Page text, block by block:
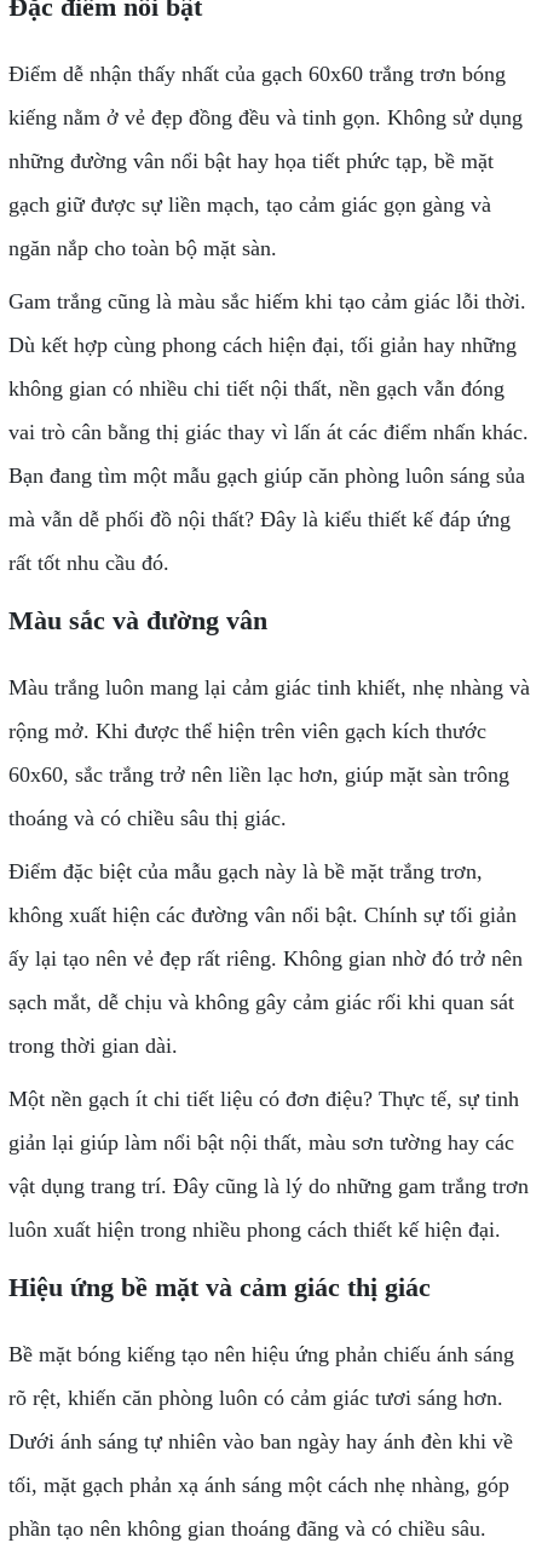
Đặc điểm nổi bật
Điểm dễ nhận thấy nhất của gạch 60x60 trắng trơn bóng
kiếng nằm ở vẻ đẹp đồng đều và tinh gọn. Không sử dụng
những đường vân nổi bật hay họa tiết phức tạp, bề mặt
gạch giữ được sự liền mạch, tạo cảm giác gọn gàng và
ngăn nắp cho toàn bộ mặt sàn.
Gam trắng cũng là màu sắc hiếm khi tạo cảm giác lỗi thời.
Dù kết hợp cùng phong cách hiện đại, tối giản hay những
không gian có nhiều chi tiết nội thất, nền gạch vẫn đóng
vai trò cân bằng thị giác thay vì lấn át các điểm nhấn khác.
Bạn đang tìm một mẫu gạch giúp căn phòng luôn sáng sủa
mà vẫn dễ phối đồ nội thất? Đây là kiểu thiết kế đáp ứng
rất tốt nhu cầu đó.
Màu sắc và đường vân
Màu trắng luôn mang lại cảm giác tinh khiết, nhẹ nhàng và
rộng mở. Khi được thể hiện trên viên gạch kích thước
60x60, sắc trắng trở nên liền lạc hơn, giúp mặt sàn trông
thoáng và có chiều sâu thị giác.
Điểm đặc biệt của mẫu gạch này là bề mặt trắng trơn,
không xuất hiện các đường vân nổi bật. Chính sự tối giản
ấy lại tạo nên vẻ đẹp rất riêng. Không gian nhờ đó trở nên
sạch mắt, dễ chịu và không gây cảm giác rối khi quan sát
trong thời gian dài.
Một nền gạch ít chi tiết liệu có đơn điệu? Thực tế, sự tinh
giản lại giúp làm nổi bật nội thất, màu sơn tường hay các
vật dụng trang trí. Đây cũng là lý do những gam trắng trơn
luôn xuất hiện trong nhiều phong cách thiết kế hiện đại.
Hiệu ứng bề mặt và cảm giác thị giác
Bề mặt bóng kiếng tạo nên hiệu ứng phản chiếu ánh sáng
rõ rệt, khiến căn phòng luôn có cảm giác tươi sáng hơn.
Dưới ánh sáng tự nhiên vào ban ngày hay ánh đèn khi về
tối, mặt gạch phản xạ ánh sáng một cách nhẹ nhàng, góp
phần tạo nên không gian thoáng đãng và có chiều sâu.